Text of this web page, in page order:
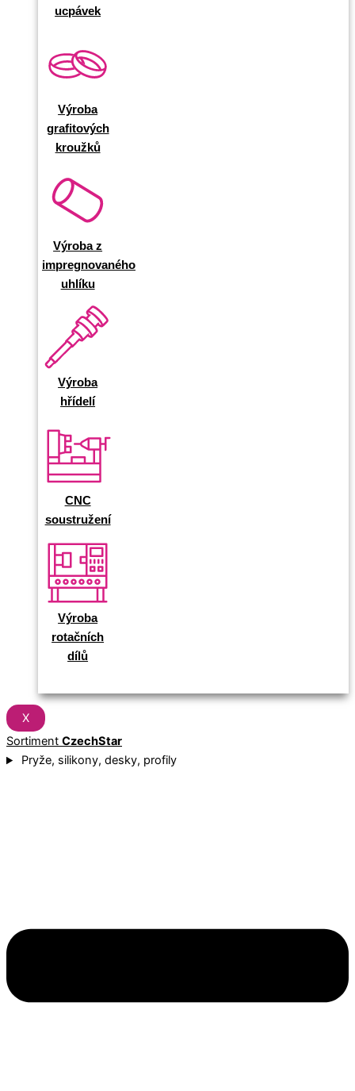
ucpávek
Výroba
grafitových
kroužků
Výroba z
impregnovaného
uhlíku
Výroba
hřídelí
CNC
soustružení
Výroba
rotačních
dílů
X
Sortiment CzechStar
Pryže, silikony, desky, profily